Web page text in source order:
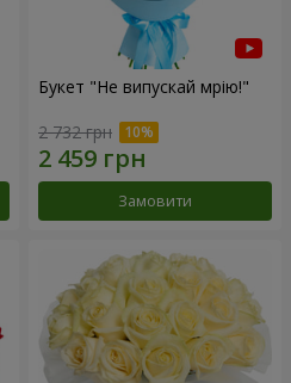
Букет "Не випускай мрію!"
2 732 грн
Замовити